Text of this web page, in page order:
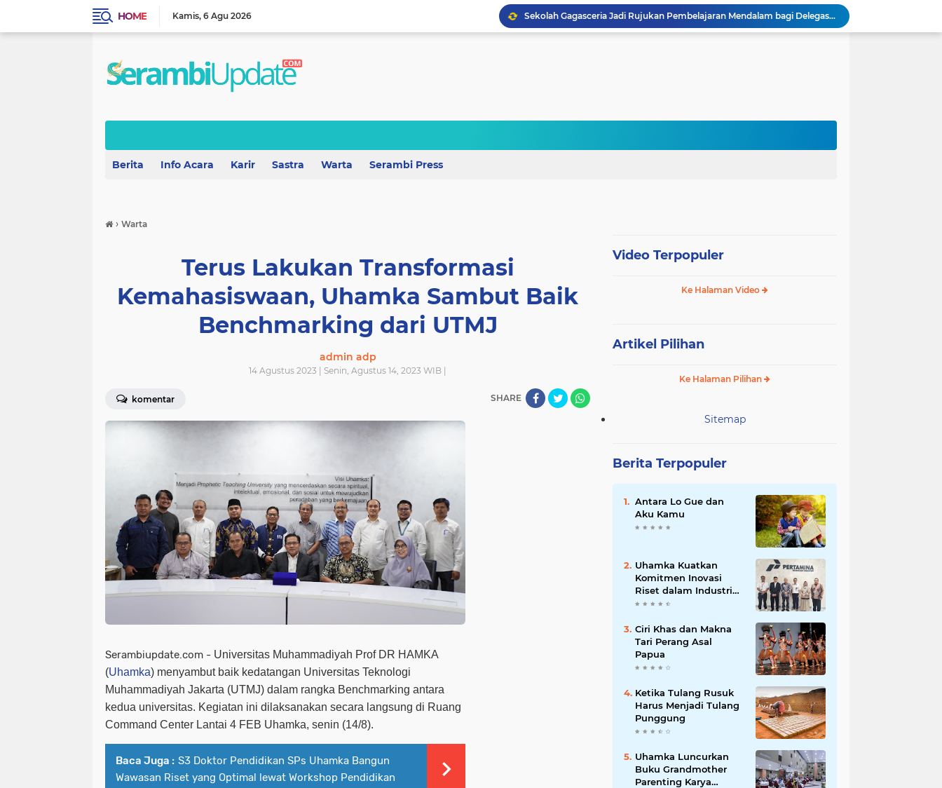
HOME Kamis 6 Agu 2026
Sekolah Gagasceria Jadi Rujukan Pembelajaran Mendalam bagi Delegasi Malaysia
PJJ Diperluas, Kemendikdasmen Gandeng Pemda Jangkau Anak Tidak Sekolah
Uhamka Kuatkan Komitmen Inovasi Riset dalam Industri dengan PT. Pertamina
Berita Info Acara Karir Sastra Warta Serambi Press
› Warta
Terus Lakukan Transformasi
Kemahasiswaan, Uhamka Sambut Baik
Benchmarking dari UTMJ
admin adp
14 Agustus 2023 | Senin, Agustus 14, 2023 WIB |
komentar SHARE
Serambiupdate.com - Universitas Muhammadiyah Prof DR HAMKA
(Uhamka) menyambut baik kedatangan Universitas Teknologi
Muhammadiyah Jakarta (UTMJ) dalam rangka Benchmarking antara
kedua universitas. Kegiatan ini dilaksanakan secara langsung di Ruang
Command Center Lantai 4 FEB Uhamka, senin (14/8).
Baca Juga : S3 Doktor Pendidikan SPs Uhamka Bangun
Wawasan Riset yang Optimal lewat Workshop Pendidikan
Video Terpopuler
Ke Halaman Video
Artikel Pilihan
Ke Halaman Pilihan
Sitemap
Berita Terpopuler
Antara Lo Gue dan
Aku Kamu
Uhamka Kuatkan
Komitmen Inovasi
Riset dalam Industri
dengan PT. Pertamina
Ciri Khas dan Makna
Tari Perang Asal
Papua
Ketika Tulang Rusuk
Harus Menjadi Tulang
Punggung
Uhamka Luncurkan
Buku Grandmother
Parenting Karya